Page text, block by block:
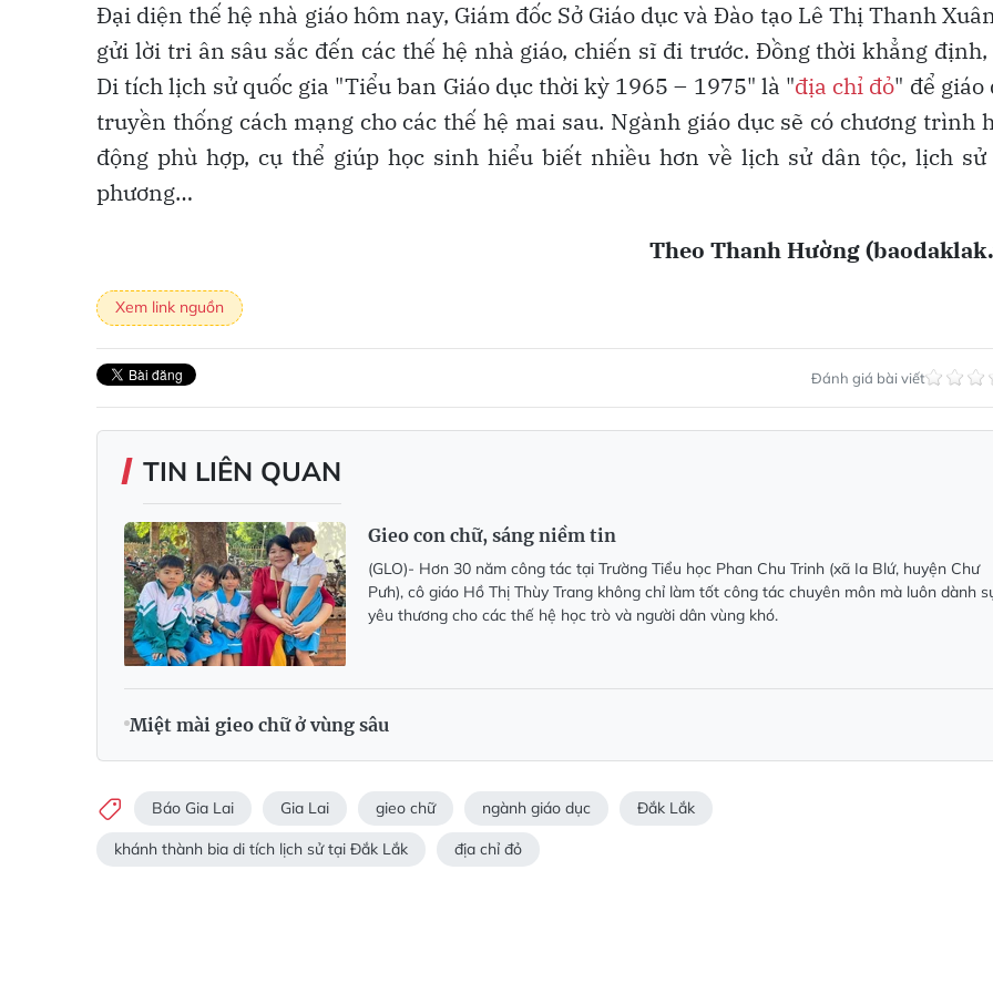
Đại diện thế hệ nhà giáo hôm nay, Giám đốc Sở Giáo dục và Đào tạo Lê Thị Thanh
gửi lời tri ân sâu sắc đến các thế hệ nhà giáo, chiến sĩ đi trước. Đồng thời khẳng định,
Di tích lịch sử quốc gia "Tiểu ban Giáo dục thời kỳ 1965 – 1975" là "địa chỉ đỏ" để giáo
truyền thống cách mạng cho các thế hệ mai sau. Ngành giáo dục sẽ có chương trình
động phù hợp, cụ thể giúp học sinh hiểu biết nhiều hơn về lịch sử dân tộc, lịch sử
phương…
Theo Thanh Hường
Xem link nguồn
Đánh giá bài viết
TIN LIÊN QUAN
Gieo con chữ, sáng niềm tin
(GLO)- Hơn 30 năm công tác tại Trường Tiểu học Phan Chu Trinh (xã Ia Blứ, huyện Chư
Pưh), cô giáo Hồ Thị Thùy Trang không chỉ làm tốt công tác chuyên môn mà luôn dành
yêu thương cho các thế hệ học trò và người dân vùng khó.
Miệt mài gieo chữ ở vùng sâu
Báo Gia Lai Gia Lai gieo chữ ngành giáo dục Đắk Lắk
khánh thành bia di tích lịch sử tại Đắk Lắk địa chỉ đỏ